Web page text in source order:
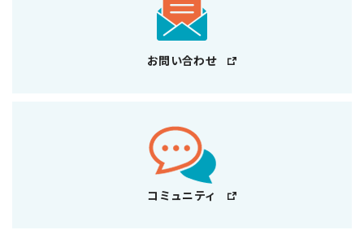
お問い合わせ
コミュニティ